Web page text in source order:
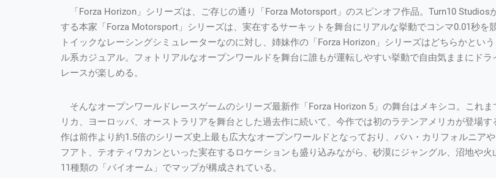
「Forza Horizon」シリーズは、ご存じの通り「Forza Motorsport」のスピンオフ作品。Turn10 Studios
する本家「Forza Motorsport」シリーズは、実在するサーキットを舞台にリアルな挙動でコンマ0.01秒を
トイックなレーシングシミュレーターなのに対し、姉妹作の「Forza Horizon」シリーズはどちらかとい
ル系カジュアル。フォトリアルなオープンワールドを舞台に誰もが運転しやすい挙動で自由気ままにドラ
レースが楽しめる。
そんなオープンワールドレースゲームのシリーズ最新作「Forza Horizon 5」の舞台はメキシコ。これま
リカ、ヨーロッパ、オーストラリアを舞台とした過去作に続いて、今作では初のラテンアメリカが登場す
作は前作より約1.5倍のシリーズ史上最も広大なオープンワールドとなっており、バハ・カリフォルニア
フアト、テオティワカンといった実在するロケーションも盛り込みながら、砂漠にジャングル、沼地や火
11種類の「バイオーム」でマップが構成されている。